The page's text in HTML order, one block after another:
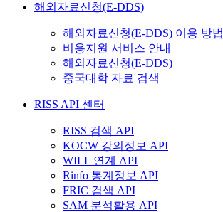
해외자료신청(E-DDS)
해외자료신청(E-DDS) 이용 방법
비용지원 서비스 안내
해외자료신청(E-DDS)
중국대학 자료 검색
RISS API 센터
RISS 검색 API
KOCW 강의정보 API
WILL 연계 API
Rinfo 통계정보 API
FRIC 검색 API
SAM 분석활용 API